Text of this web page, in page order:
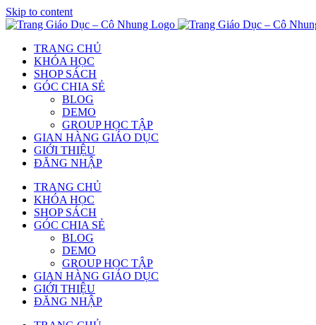
Skip to content
TRANG CHỦ
KHÓA HỌC
SHOP SÁCH
GÓC CHIA SẺ
BLOG
DEMO
GROUP HỌC TẬP
GIAN HÀNG GIÁO DỤC
GIỚI THIỆU
ĐĂNG NHẬP
TRANG CHỦ
KHÓA HỌC
SHOP SÁCH
GÓC CHIA SẺ
BLOG
DEMO
GROUP HỌC TẬP
GIAN HÀNG GIÁO DỤC
GIỚI THIỆU
ĐĂNG NHẬP